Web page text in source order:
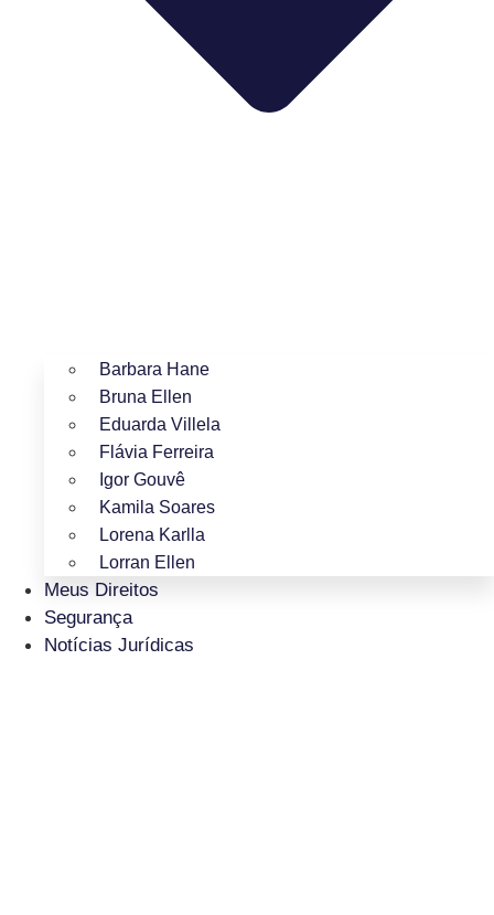
Barbara Hane
Bruna Ellen
Eduarda Villela
Flávia Ferreira
Igor Gouvê
Kamila Soares
Lorena Karlla
Lorran Ellen
Meus Direitos
Segurança
Notícias Jurídicas